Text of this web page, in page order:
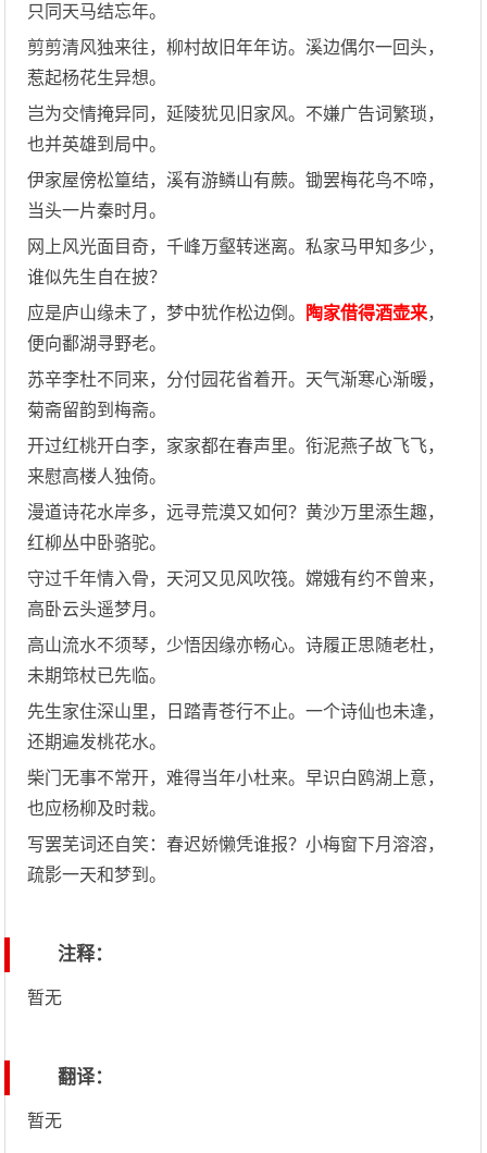
只同天马结忘年。
剪剪清风独来往，柳村故旧年年访。溪边偶尔一回头，
惹起杨花生异想。
岂为交情掩异同，延陵犹见旧家风。不嫌广告词繁琐，
也并英雄到局中。
伊家屋傍松篁结，溪有游鳞山有蕨。锄罢梅花鸟不啼，
当头一片秦时月。
网上风光面目奇，千峰万壑转迷离。私家马甲知多少，
谁似先生自在披？
应是庐山缘未了，梦中犹作松边倒。 陶家借得酒壶来，
便向鄱湖寻野老。
苏辛李杜不同来，分付园花省着开。天气渐寒心渐暖，
菊斋留韵到梅斋。
开过红桃开白李，家家都在春声里。衔泥燕子故飞飞，
来慰高楼人独倚。
漫道诗花水岸多，远寻荒漠又如何？黄沙万里添生趣，
红柳丛中卧骆驼。
守过千年情入骨，天河又见风吹筏。嫦娥有约不曾来，
高卧云头遥梦月。
高山流水不须琴，少悟因缘亦畅心。诗履正思随老杜，
未期筇杖已先临。
先生家住深山里，日踏青苍行不止。一个诗仙也未逢，
还期遍发桃花水。
柴门无事不常开，难得当年小杜来。早识白鸥湖上意，
也应杨柳及时栽。
写罢芜词还自笑：春迟娇懒凭谁报？小梅窗下月溶溶，
疏影一天和梦到。
注释：
暂无
翻译：
暂无